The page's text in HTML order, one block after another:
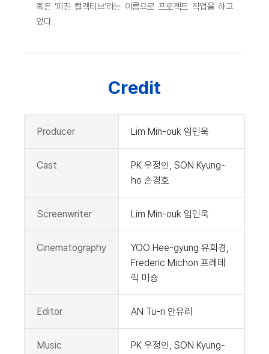
혹은 ‘피진 컬렉티브’라는 이름으로 프로젝트 작업을 하고
있다.
Credit
Producer Lim Min-ouk 임민욱
Cast
PK 우정인, SON Kyung-
ho 손경호
Screenwriter Lim Min-ouk 임민욱
Cinematography
YOO Hee-gyung 유희경,
Frederic Michon 프레데
릭 미숑
Editor AN Tu-ri 안유리
Music
PK 우정인, SON Kyung-